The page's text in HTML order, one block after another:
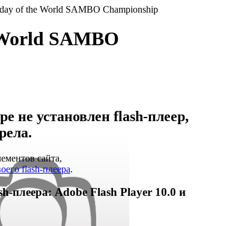
of the World SAMBO Championship
SAMBO
не установлен flash-плеер,
сайта,
flash-плеера.
плеера: Adobe Flash Player 10.0 и